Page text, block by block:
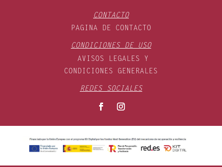
CONTACTO
PAGINA DE CONTACTO
CONDICIONES DE USO
AVISOS LEGALES Y
CONDICIONES GENERALES
REDES SOCIALES